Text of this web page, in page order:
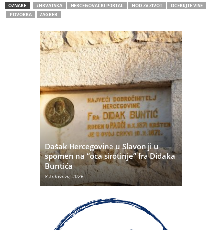
OZNAKE #HRVATSKA HERCEGOVAČKI PORTAL HOD ZA ZIVOT
OCEKUJTE VISE
POVORKA
ZAGREB
Dašak Hercegovine u Slavoniji u
spomen na “oca sirotinje” fra Didaka
Buntića
8 kolovoza, 2026